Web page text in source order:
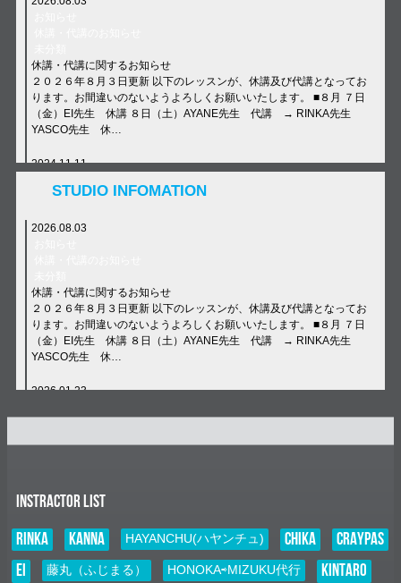
休講・代講に関するお知らせ
２０２６年８月３日更新 以下のレッスンが、休講及び代講となってお
ります。お間違いのないようよろしくお願いいたします。 ■８月 ７日
（金）EI先生 休講 ８日（土）AYANE先生 代講 → RINKA先生
YASCO先生 休…
2024.11.11
休講・代講のお知らせ
年末年始について
STUDIO INFOMATION
2026.08.03
休講・代講に関するお知らせ
２０２６年８月３日更新 以下のレッスンが、休講及び代講となってお
ります。お間違いのないようよろしくお願いいたします。 ■８月 ７日
（金）EI先生 休講 ８日（土）AYANE先生 代講 → RINKA先生
YASCO先生 休…
2026.01.23
大阪市城東区鴫野西２-１-２１
2026.01.01
E–Nニュース
お知らせ
INSTRACTOR LIST
RINKA
KANNA HAYANCHU(ハヤンチュ) CHIKA
CRAYPAS
EI
藤丸（ふじまる） HONOKA⇨MIZUKU代行
KINTARO